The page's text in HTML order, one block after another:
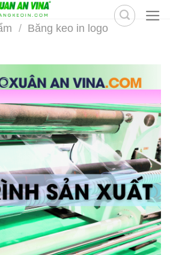
/ Băng keo in logo